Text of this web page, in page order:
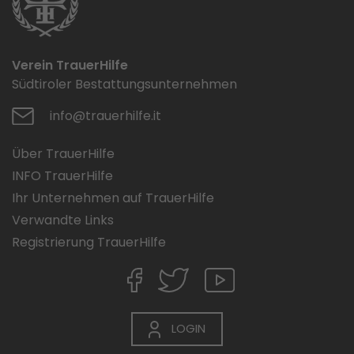
Verein TrauerHilfe
Südtiroler Bestattungsunternehmen
info@trauerhilfe.it
Über TrauerHilfe
INFO TrauerHilfe
Ihr Unternehmen auf TrauerHilfe
Verwandte Links
Registrierung TrauerHilfe
LOGIN